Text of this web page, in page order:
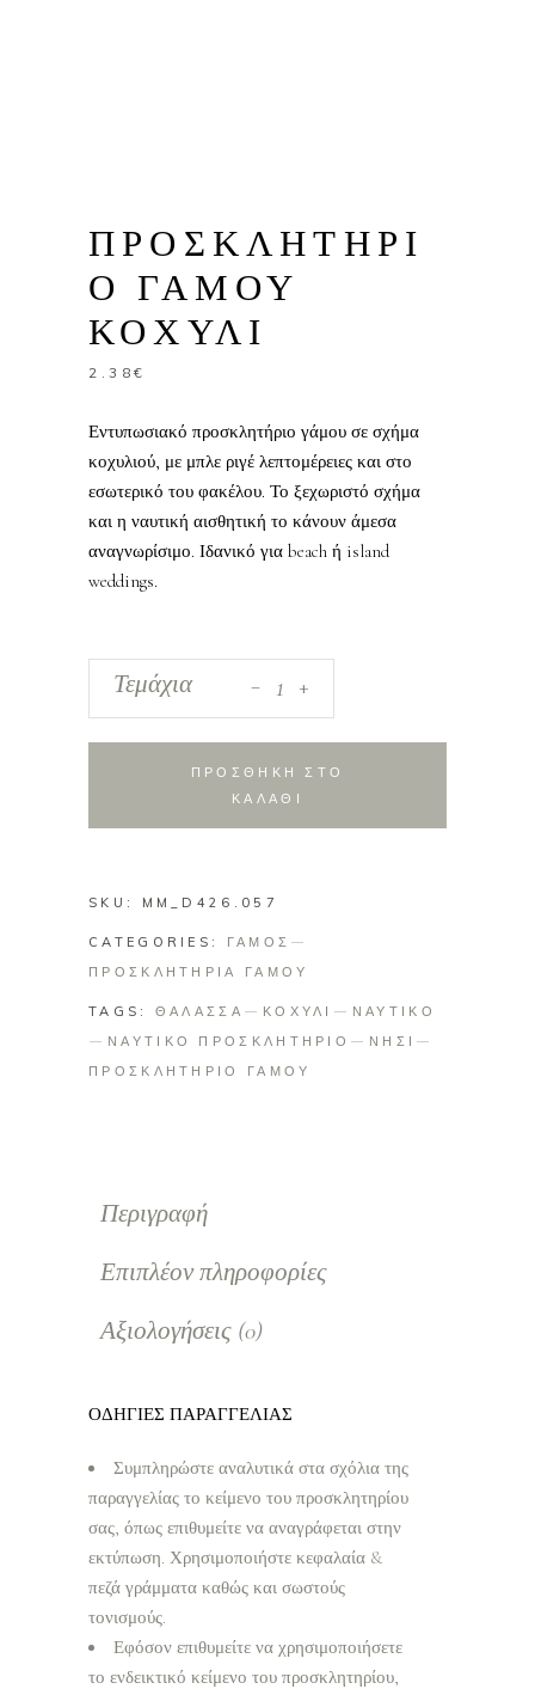
ΠΡΟΣΚΛΗΤΗΡΙ
Ο ΓΑΜΟΥ
ΚΟΧΥΛΙ
2.38€
Εντυπωσιακό προσκλητήριο γάμου σε σχήμα
κοχυλιού, με μπλε ριγέ λεπτομέρειες και στο
εσωτερικό του φακέλου. Το ξεχωριστό σχήμα
και η ναυτική αισθητική το κάνουν άμεσα
αναγνωρίσιμο. Ιδανικό για beach ή island
weddings.
Προσκλητήριο
Τεμάχια +
ΠΡΟΣΘΗΚΗ ΣΤΟ
ΚΑΛΑΘΙ
SKU: MM_D426.057
CATEGORIES: ΓΑΜΟΣ
ΠΡΟΣΚΛΗΤΗΡΙΑ ΓΑΜΟΥ
TAGS: ΘΑΛΑΣΣΑ ΚΟΧΥΛΙ
ΝΑΥΤΙΚΟ
ΝΑΥΤΙΚΟ ΠΡΟΣΚΛΗΤΗΡΙΟ
ΝΗΣΙ
ΠΡΟΣΚΛΗΤΗΡΙΟ ΓΑΜΟΥ
Περιγραφή
Επιπλέον πληροφορίες
Αξιολογήσεις (0)
ΟΔΗΓΙΕΣ ΠΑΡΑΓΓΕΛΙΑΣ
Συμπληρώστε αναλυτικά στα σχόλια της
παραγγελίας το κείμενο του προσκλητηρίου
σας, όπως επιθυμείτε να αναγράφεται στην
εκτύπωση. Χρησιμοποιήστε κεφαλαία &
πεζά γράμματα καθώς και σωστούς
τονισμούς.
Εφόσον επιθυμείτε να χρησιμοποιήσετε
το ενδεικτικό κείμενο του προσκλητηρίου,